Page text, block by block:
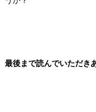
最後まで読んでいただき